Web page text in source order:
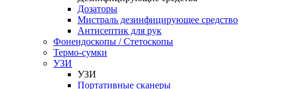
Дозаторы
Мистраль дезинфицирующее средство
Антисептик для рук
Фонендоскопы / Стетоскопы
Термо-сумки
УЗИ
УЗИ
Портативные сканеры